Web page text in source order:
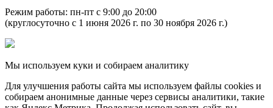
Режим работы: пн-пт с 9:00 до 20:00
(круглосуточно с 1 июня 2026 г. по 30 ноября 2026 г.)
Мы используем куки и собираем аналитику
Для улучшения работы сайта мы используем файлы cookies и
собираем анонимные данные через сервисы аналитики, такие